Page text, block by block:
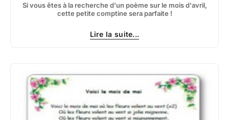
Si vous êtes à la recherche d'un poème sur le mois d'avril,
cette petite comptine sera parfaite !
Lire la suite...